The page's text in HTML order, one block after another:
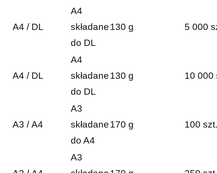
A4 / DL
A4
składane
do DL
130 g 5 000
A4 / DL
A4
składane
do DL
130 g 10 000
A3 / A4
A3
składane
do A4
170 g 100 szt.
A3